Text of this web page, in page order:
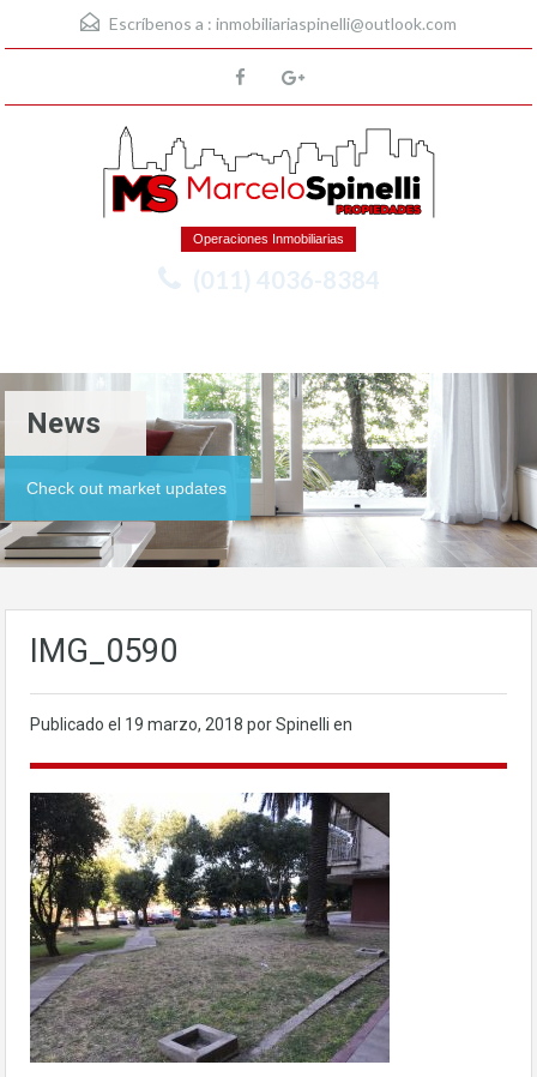
Escríbenos a : inmobiliariaspinelli@outlook.com
Operaciones Inmobiliarias
(011) 4036-8384
News
Check out market updates
IMG_0590
Publicado el 19 marzo, 2018 por Spinelli en